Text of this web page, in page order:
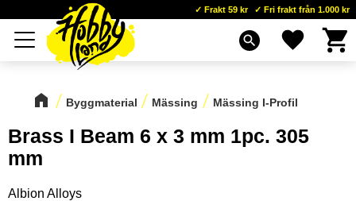
Meny
Frakt 59 kr Fri frakt från 1.000 kr
search Favoriter
Byggmaterial Mässing Mässing I-Profil
Brass I Beam 6 x 3 mm 1pc. 305
mm
Albion Alloys